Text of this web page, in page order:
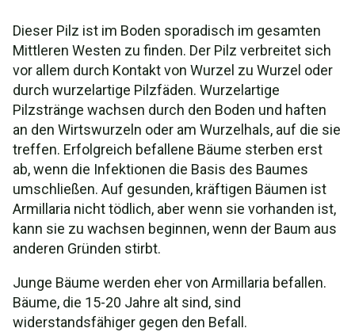
Dieser Pilz ist im Boden sporadisch im gesamten
Mittleren Westen zu finden. Der Pilz verbreitet sich
vor allem durch Kontakt von Wurzel zu Wurzel oder
durch wurzelartige Pilzfäden. Wurzelartige
Pilzstränge wachsen durch den Boden und haften
an den Wirtswurzeln oder am Wurzelhals, auf die sie
treffen. Erfolgreich befallene Bäume sterben erst
ab, wenn die Infektionen die Basis des Baumes
umschließen. Auf gesunden, kräftigen Bäumen ist
Armillaria nicht tödlich, aber wenn sie vorhanden ist,
kann sie zu wachsen beginnen, wenn der Baum aus
anderen Gründen stirbt.
Junge Bäume werden eher von Armillaria befallen.
Bäume, die 15-20 Jahre alt sind, sind
widerstandsfähiger gegen den Befall.